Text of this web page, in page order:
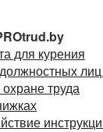
для курения
труда